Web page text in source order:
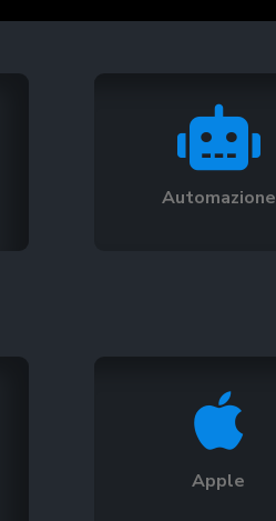

Automazione

Apple